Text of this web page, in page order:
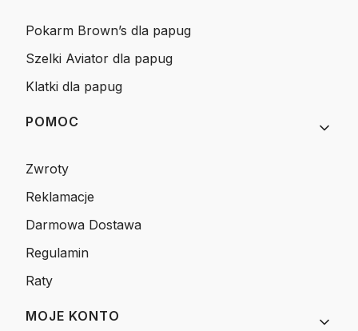
Pokarm Brown’s dla papug
Szelki Aviator dla papug
Klatki dla papug
POMOC
Zwroty
Reklamacje
Darmowa Dostawa
Regulamin
Raty
MOJE KONTO